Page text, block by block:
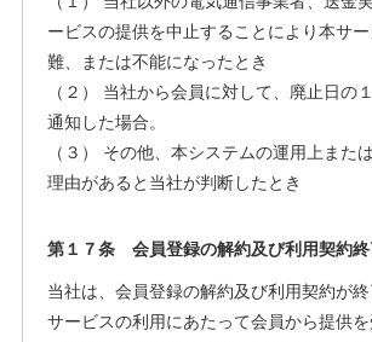
ービスの提供を中止することにより本サ
難、または不能になったとき
（２） 当社から会員に対して、廃止日の
通知した場合。
（３） その他、本システムの運用上また
理由があると当社が判断したとき
第１７条 会員登録の解約及び利用契約終
当社は、会員登録の解約及び利用契約が
サービスの利用にあたって会員から提供